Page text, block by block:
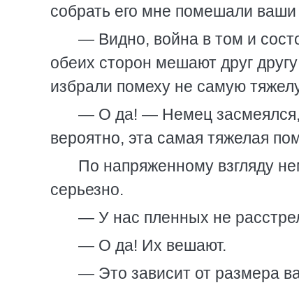
собрать его мне помешали
— Видно, война в том и
обеих сторон мешают друг
избрали помеху не самую
— О да! — Немец засмеялся,
вероятно, эта самая тяжелая
По напряженному взгляду
серьезно.
— У нас пленных не
— О да! Их вешают.
— Это зависит от размера